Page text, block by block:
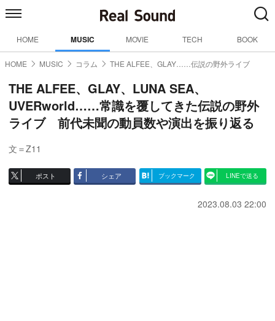
HOME MUSIC MOVIE TECH BOOK
HOME MUSIC コラム THE ALFEE、GLAY……伝説の野外ライブ
THE ALFEE、GLAY、LUNA SEA、
UVERworld……常識を覆してきた伝説の野外
ライブ 前代未聞の動員数や演出を振り返る
文＝Z11
ポスト シェア ブックマーク LINEで送る
2023.08.03 22:00